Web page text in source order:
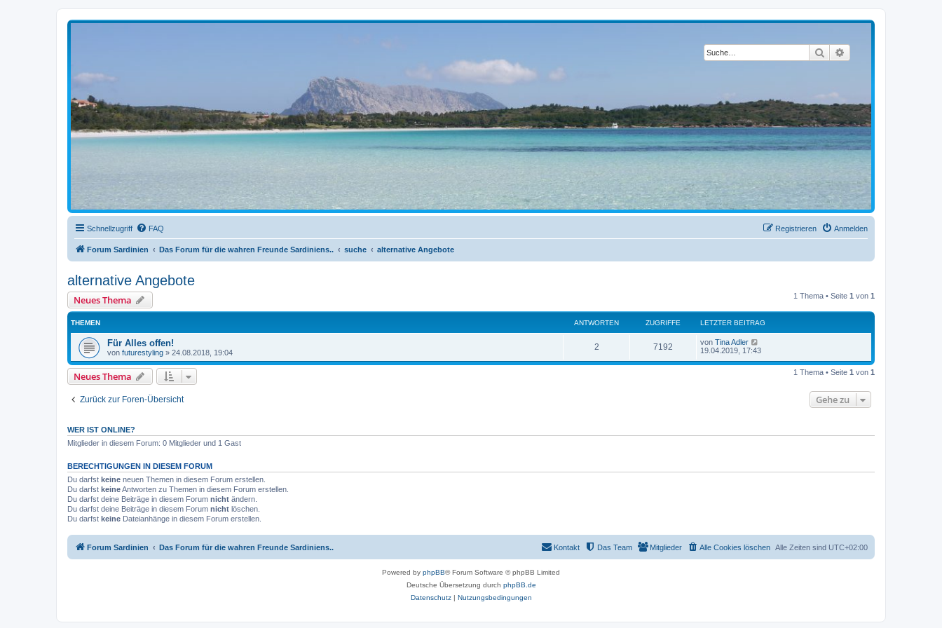
Suche
Schnellzugriff FAQ Anmelden
Registrieren
Forum Sardinien Das Forum für die wahren Freunde Sardiniens.. suche alternative Angebote
alternative Angebote
Neues Thema 1 Thema • Seite 1 von 1
THEMEN ANTWORTEN ZUGRIFFE LETZTER BEITRAG
Für Alles offen!
von futurestyling » 24.08.2018, 19:04
2 7192 von Tina Adler
19.04.2019, 17:43
Neues Thema 1 Thema • Seite 1 von 1
Zurück zur Foren-Übersicht Gehe zu
WER IST ONLINE?
Mitglieder in diesem Forum: 0 Mitglieder und 1 Gast
BERECHTIGUNGEN IN DIESEM FORUM
Du darfst keine neuen Themen in diesem Forum erstellen.
Du darfst keineAntworten zu Themen in diesem Forum erstellen.
Du darfst deine Beiträge in diesem Forum nicht ändern.
Du darfst deine Beiträge in diesem Forum nicht löschen.
Du darfst keine Dateianhänge in diesem Forum erstellen.
Forum Sardinien Das Forum für die wahren Freunde Sardiniens.. Alle Zeiten sind UTC+02:00
Alle Cookies löschen
Mitglieder
Das Team
Kontakt
Powered by phpBB® Forum Software © phpBB Limited
Deutsche Übersetzung durch phpBB.de
Datenschutz| Nutzungsbedingungen